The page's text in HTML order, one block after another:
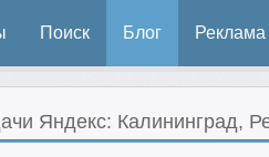
Поиск Блог Реклама
Яндекс: Калининград,